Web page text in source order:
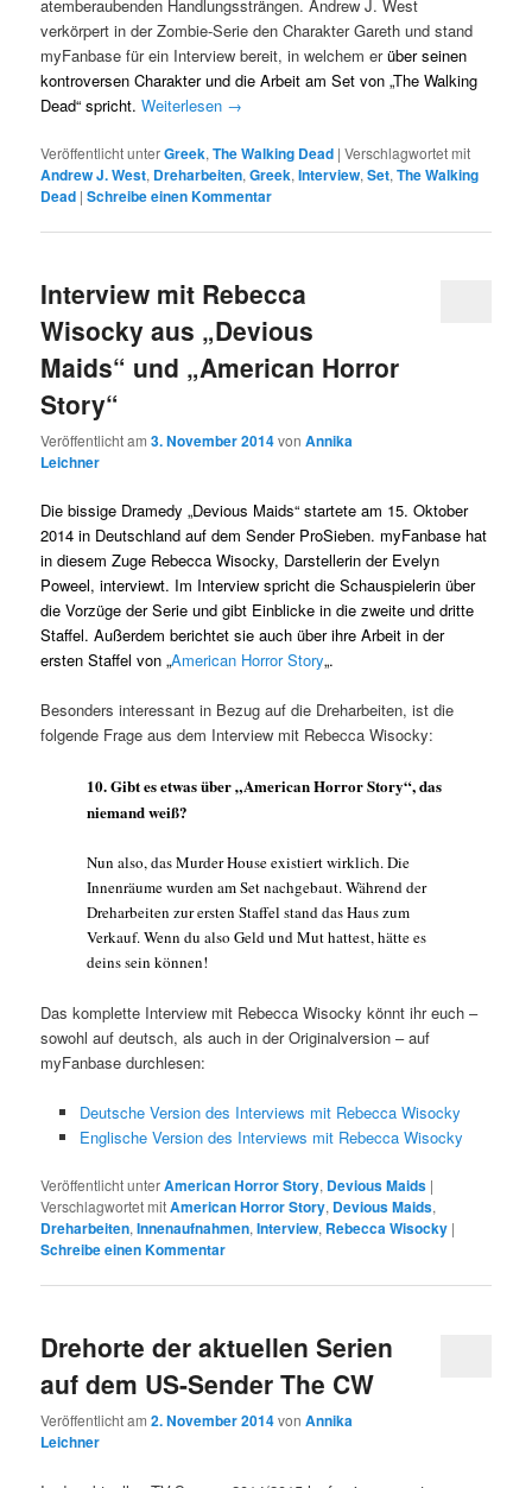
atemberaubenden Handlungssträngen. Andrew J. West
verkörpert in der Zombie-Serie den Charakter Gareth und stand
myFanbase für ein Interview bereit, in welchem erüber seinen
kontroversen Charakter und die Arbeit am Set von „The Walking
Dead“ spricht. Weiterlesen →
Veröffentlicht unterGreek,The Walking Dead |Verschlagwortet mit
Andrew J. West, Dreharbeiten,Greek,Interview,Set,The Walking
Dead |Schreibe einen Kommentar
Interview mit Rebecca
Wisocky aus „Devious
Maids“ und „American Horror
Story“
Veröffentlicht am3. November 2014vonAnnika
Leichner
Die bissige Dramedy „Devious Maids“ startete am 15. Oktober
2014 in Deutschland auf dem Sender ProSieben. myFanbase hat
in diesem Zuge Rebecca Wisocky, Darstellerin der Evelyn
Poweel, interviewt. Im Interview spricht die Schauspielerinüber
die Vorzüge der Serie und gibt Einblicke in die zweite und dritte
Staffel. Außerdem berichtet sie auch über ihre Arbeit in der
ersten Staffel von „American Horror Story„.
Besonders interessant in Bezug auf die Dreharbeiten, ist die
folgende Frage aus dem Interview mit Rebecca Wisocky:
10. Gibt es etwas über „American Horror Story“, das
niemand weiß?
Nun also, das Murder House existiert wirklich. Die
Innenräume wurden am Set nachgebaut. Während der
Dreharbeiten zur ersten Staffel stand das Haus zum
Verkauf. Wenn du also Geld und Mut hattest, hätte es
deins sein können!
Das komplette Interview mit Rebecca Wisocky könnt ihr euch –
sowohl auf deutsch, als auch in der Originalversion – auf
myFanbase durchlesen:
Deutsche Version des Interviews mit Rebecca Wisocky
Englische Version des Interviews mit Rebecca Wisocky
Veröffentlicht unterAmerican Horror Story, Devious Maids |
Verschlagwortet mitAmerican Horror Story, Devious Maids,
Dreharbeiten,Innenaufnahmen,Interview, Rebecca Wisocky |
Schreibe einen Kommentar
Drehorte der aktuellen Serien
auf dem US-Sender The CW
Veröffentlicht am2. November 2014vonAnnika
Leichner